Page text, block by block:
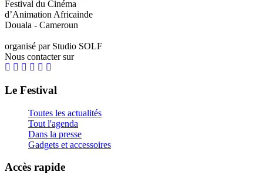
Festival du Cinéma
d’Animation Africainde
Douala - Cameroun
organisé par Studio SOLF
Nous contacter sur
Le Festival
Toutes les actualités
Tout l'agenda
Dans la presse
Gadgets et accessoires
Accès rapide